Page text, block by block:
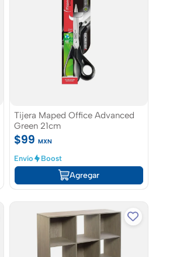
Tijera Maped Office Advanced
Green 21cm
$99 MXN
Envío
Boost
Agregar